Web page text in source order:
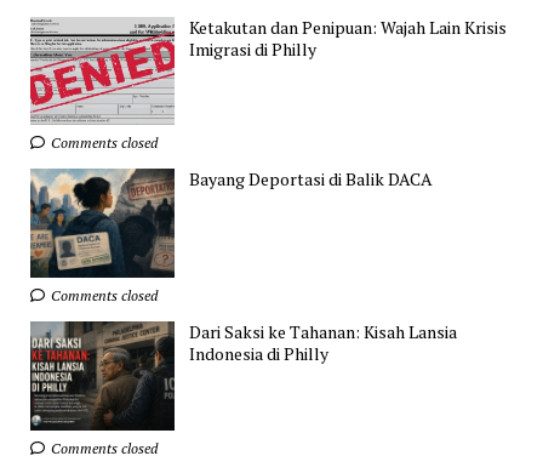
Ketakutan dan Penipuan: Wajah Lain Krisis
Imigrasi di Philly
Comments closed
Bayang Deportasi di Balik DACA
Comments closed
Dari Saksi ke Tahanan: Kisah Lansia
Indonesia di Philly
Comments closed